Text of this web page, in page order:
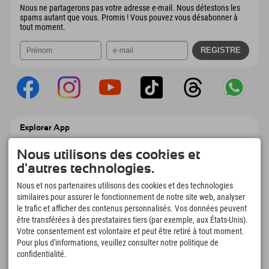
Nous ne partagerons pas votre adresse e-mail. Nous détestons les
spams autant que vous. Promis ! Vous pouvez vous désabonner à
tout moment.
Explorer App
Explorer à emporter avec aperçu de vos
réservations, liste de choses à faire, aperçu
des restaurants et bien plus encore.
Téléchargez-le maintenant !
L'heure des moments d'exploration
166
Lacs de montagne et
piscines d'aventure
4.634 km
Pistes de ski et de
Nous utilisons des cookies et
d'autres technologies.
Nous et nos partenaires utilisons des cookies et des technologies
similaires pour assurer le fonctionnement de notre site web, analyser
le trafic et afficher des contenus personnalisés. Vos données peuvent
être transférées à des prestataires tiers (par exemple, aux États-Unis).
Votre consentement est volontaire et peut être retiré à tout moment.
Pour plus d'informations, veuillez consulter notre politique de
confidentialité.